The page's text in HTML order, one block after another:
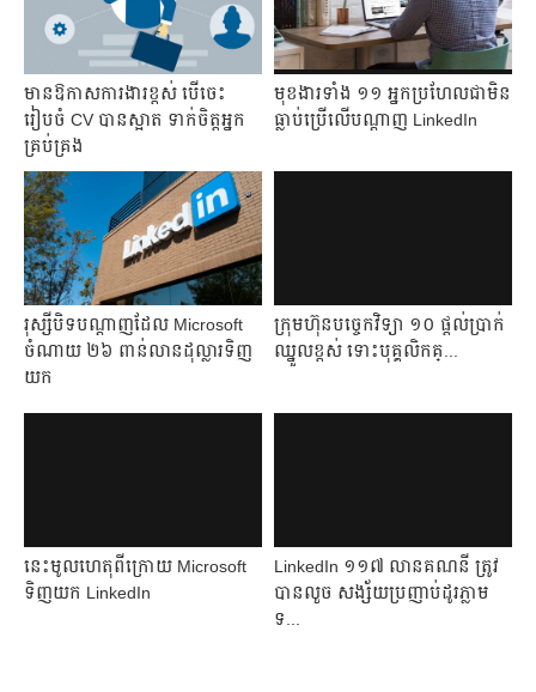
មានឱកាសការងារខ្ពស់ បើចេះ
រៀបចំ CV បានស្អាត ទាក់ចិត្តអ្នក
គ្រប់គ្រង
មុខងារ​ទាំង ១១ អ្នក​ប្រហែល​ជា​មិន​
ធ្លាប់​ប្រើ​លើ​បណ្ដាញ LinkedIn
រុស្សី​បិទ​បណ្ដាញ​ដែល​ Microsoft
ចំណាយ​ ២៦ ពាន់​លាន​ដុល្លារ​ទិញ​
យក
​ក្រុមហ៊ុន​បច្ចេកវិទ្យា​​ ១០ ផ្តល់​ប្រាក់​
ឈ្នួល​ខ្ពស់ ទោះ​​បុគ្គលិក​គ្...
នេះ​មូលហេតុ​ពីក្រោយ Microsoft​ ​
ទិញ​យក​ ​LinkedIn​ ​
​LinkedIn​ ​១១៧​ លាន​គណនី​ ​​ត្រូវ​
បាន​​លួច សង្ស័យ​ប្រញាប់​ដូរ​ភ្លាម​
ទ...